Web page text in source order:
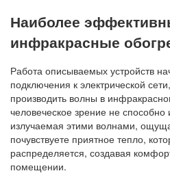
Наиболее
инфракрасные
Работа описываемых устройств
подключения к электрической
производить волны в
человеческое зрение не способно
излучаемая этими волнами,
почувствуете приятное тепло,
распределяется, создавая
помещении.